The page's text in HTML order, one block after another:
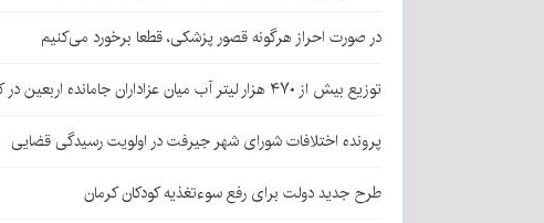
در صورت احراز هرگونه قصور پزشکی، قطعا برخورد می‌کنیم
توزیع بیش از ۴۷۰ هزار لیتر آب میان عزاداران جامانده اربعین در کرمان
پرونده اختلافات شورای شهر جیرفت در اولویت رسیدگی قضایی
طرح جدید دولت برای رفع سوءتغذیه کودکان کرمان